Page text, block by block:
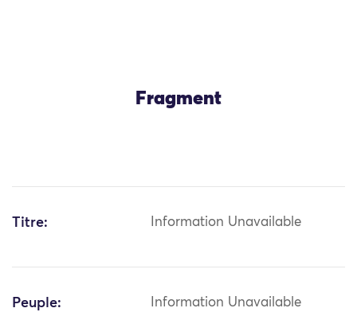
Fragment
Titre: Information Unavailable
Peuple: Information Unavailable